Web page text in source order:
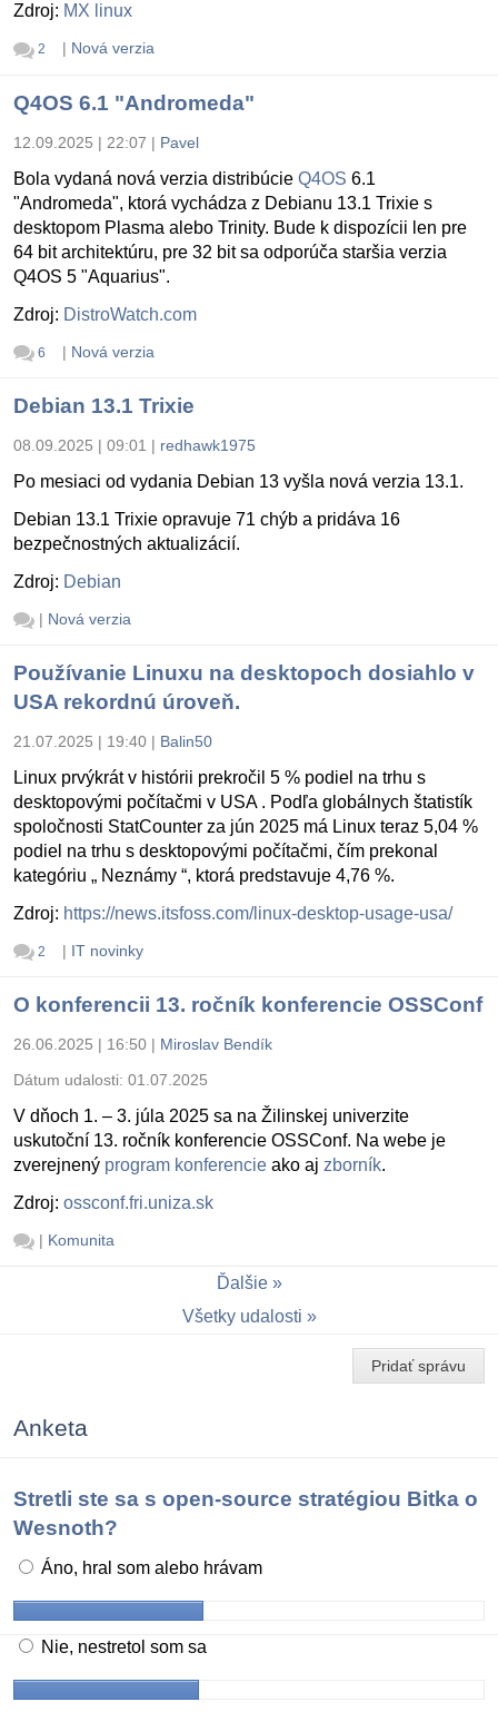
Zdroj: MX linux
2 | Nová verzia
Q4OS 6.1 "Andromeda"
12.09.2025 | 22:07 | Pavel
Bola vydaná nová verzia distribúcie Q4OS 6.1
"Andromeda", ktorá vychádza z Debianu 13.1 Trixie s
desktopom Plasma alebo Trinity. Bude k dispozícii len pre
64 bit architektúru, pre 32 bit sa odporúča staršia verzia
Q4OS 5 "Aquarius".
Zdroj: DistroWatch.com
6 | Nová verzia
Debian 13.1 Trixie
08.09.2025 | 09:01 | redhawk1975
Po mesiaci od vydania Debian 13 vyšla nová verzia 13.1.
Debian 13.1 Trixie opravuje 71 chýb a pridáva 16
bezpečnostných aktualizácií.
Zdroj: Debian
| Nová verzia
Používanie Linuxu na desktopoch dosiahlo v
USA rekordnú úroveň.
21.07.2025 | 19:40 | Balin50
Linux prvýkrát v histórii prekročil 5 % podiel na trhu s
desktopovými počítačmi v USA . Podľa globálnych štatistík
spoločnosti StatCounter za jún 2025 má Linux teraz 5,04 %
podiel na trhu s desktopovými počítačmi, čím prekonal
kategóriu „ Neznámy “, ktorá predstavuje 4,76 %.
Zdroj: https://news.itsfoss.com/linux-desktop-usage-usa/
2 | IT novinky
O konferencii 13. ročník konferencie OSSConf
26.06.2025 | 16:50 | Miroslav Bendík
Dátum udalosti: 01.07.2025
V dňoch 1. – 3. júla 2025 sa na Žilinskej univerzite
uskutoční 13. ročník konferencie OSSConf. Na webe je
zverejnený program konferencie ako aj zborník.
Zdroj: ossconf.fri.uniza.sk
| Komunita
Ďalšie
Všetky udalosti
Pridať správu
Anketa
Stretli ste sa s open-source stratégiou Bitka o
Wesnoth?
Áno, hral som alebo hrávam
Nie, nestretol som sa